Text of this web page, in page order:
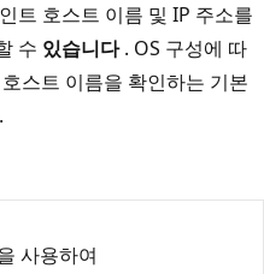
트 호스트 이름 및 IP 주소를
수 있습니다. OS 구성에 따
스트 이름을 확인하는 기본
사용하여